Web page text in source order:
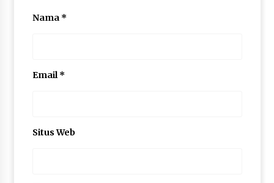
Nama *
Email *
Situs Web